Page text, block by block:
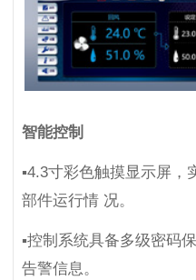
智能控制
▪4.3寸彩色触摸显示屏，
部件运行情 况。
▪控制系统具备多级密码
告警信息。